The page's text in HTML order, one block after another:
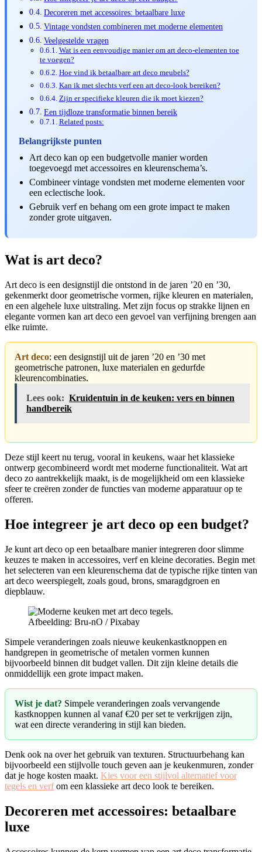
Decoreren met accessoires: betaalbare luxe
Vintage vondsten combineren met moderne elementen
Veelgestelde vragen
Wat is een eenvoudige manier om art deco-elementen toe
te voegen?
Hoe vind ik betaalbare art deco meubels?
Kan ik met slechts verf een art deco-look bereiken?
Zijn er specifieke kleuren die ik moet kiezen?
Een tijdloze transformatie binnen bereik
Related posts:
Belangrijkste punten
Art deco kan op een budgetvolle manier worden
toegevoegd met accessoires en kleurenschema’s.
Combineer vintage vondsten met moderne elementen voor
een eclectische look.
Gebruik verf en behang om een grote impact te maken
zonder grote uitgaven.
Wat is art deco?
Art deco is een designstijl die ontstond in de jaren ’20 en ’30,
gekenmerkt door geometrische vormen, rijke kleuren en materialen,
en een algehele luxe uitstraling. Met zijn focus op strakke lijnen en
elegante vormen kan art deco een gevoel van verfijning brengen aan
elke ruimte.
Art deco: een designstijl uit de jaren ’20 en ’30 met
geometrische patronen, luxe materialen en gedurfde
kleurencombinaties.
Lees ook: Kruidentuin in de keuken: vers en binnen
handbereik
Deze stijl keert nu terug, vooral in keukens, waar het klassieke
ontwerp gecombineerd wordt met moderne functionaliteit. Wat art
deco zo aantrekkelijk maakt, is de mogelijkheid om een klassieke
sfeer te creëren zonder de functies van moderne apparatuur op te
offeren.
Hoe integreer je art deco op een budget?
Je kunt art deco op een betaalbare manier integreren door slimme
keuzes te maken in accessoires, verf en kleine decoraties. Begin met
het selecteren van een kleurenschema dat de typische rijke tinten van
art deco weerspiegelt, zoals goud, brons, smaragdgroen en
diepblauw.
Afbeelding: Bru-nO / Pixabay
Simpele veranderingen zoals nieuwe keukenkastknoppen en
handgrepen in geometrische of metalen vormen kunnen
bijvoorbeeld binnen dit budget vallen. Dit zijn kleine details die
onmiddellijk een grote impact maken.
Wist je dat? Simpele veranderingen zoals vervangende
kastknoppen kunnen al vanaf €20 per set te verkrijgen zijn,
wat een directe verandering in stijl kan bieden.
Denk ook na over het gebruik van texturen. Structuurbehang kan
bijvoorbeeld een stijlvolle touch geven aan je keukenmuren, zonder
dat je hoge kosten maakt. Kies voor een stijlvol alternatief voor
tegels en verfom een klassieke art deco look te bereiken.
Decoreren met accessoires: betaalbare
luxe